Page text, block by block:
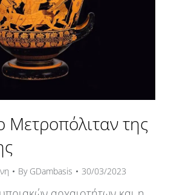
Μετροπόλιταν της
By GDambasis 30/03/2023